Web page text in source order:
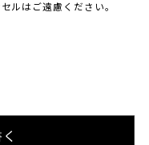
ルはご遠慮ください。